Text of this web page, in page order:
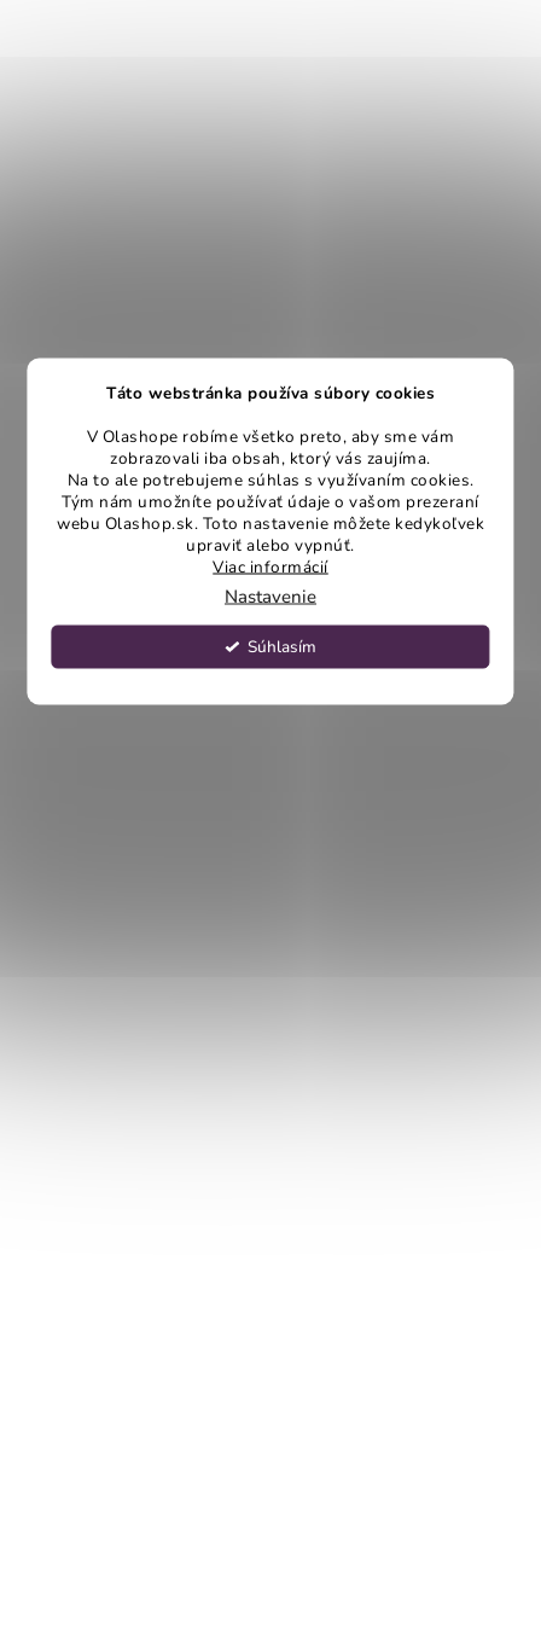
Táto webstránka používa súbory cookies
V Olashope robíme všetko preto, aby sme vám
zobrazovali iba obsah, ktorý vás zaujíma.
Na to ale potrebujeme súhlas s využívaním cookies.
Tým nám umožníte používať údaje o vašom prezeraní
webu Olashop.sk. Toto nastavenie môžete kedykoľvek
upraviť alebo vypnúť.
Viac informácií
Nastavenie
Súhlasím